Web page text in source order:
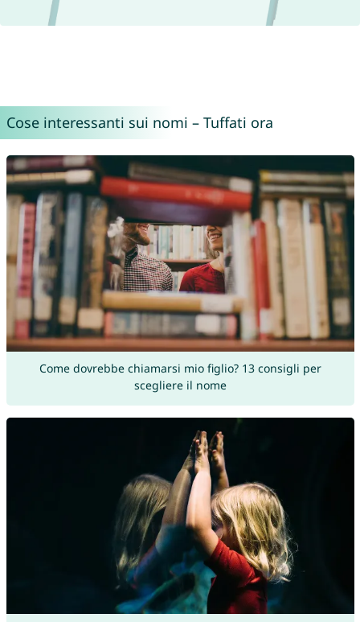
Cose interessanti sui nomi – Tuffati ora
Come dovrebbe chiamarsi mio figlio? 13 consigli per
scegliere il nome